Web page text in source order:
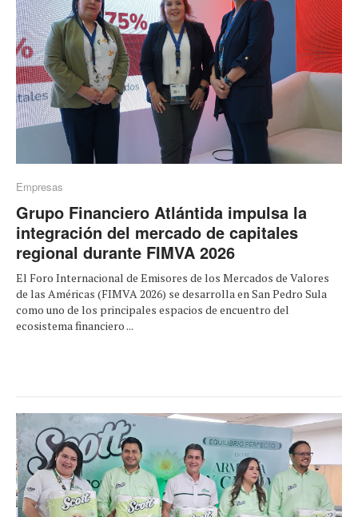
Empresas
Grupo Financiero Atlántida impulsa la
integración del mercado de capitales
regional durante FIMVA 2026
El Foro Internacional de Emisores de los Mercados de Valores
de las Américas (FIMVA 2026) se desarrolla en San Pedro Sula
como uno de los principales espacios de encuentro del
ecosistema financiero ...